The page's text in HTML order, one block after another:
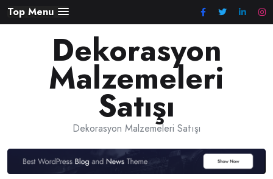
Skip
to
Top Menu
Dekorasyon
Malzemeleri
Satışı
Dekorasyon Malzemeleri Satışı